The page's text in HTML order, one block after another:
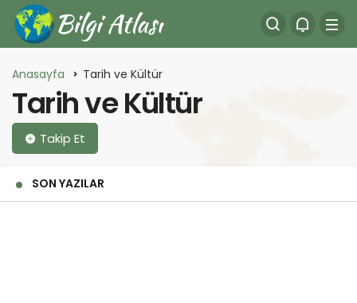
Anasayfa Tarih ve Kültür
Tarih ve Kültür
Takip Et
SON YAZILAR